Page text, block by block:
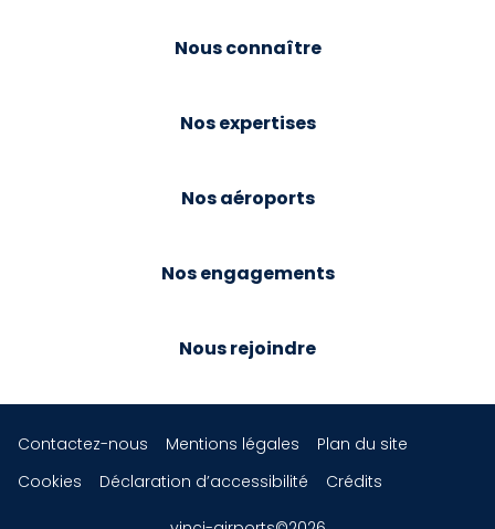
Nous connaître
Nos expertises
Nos aéroports
Nos engagements
Nous rejoindre
Contactez-nous Mentions légales
Plan du site
Cookies
Déclaration d’accessibilité Crédits